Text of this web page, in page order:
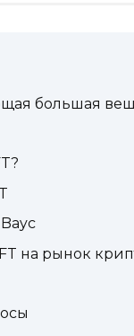
большая
на рынок